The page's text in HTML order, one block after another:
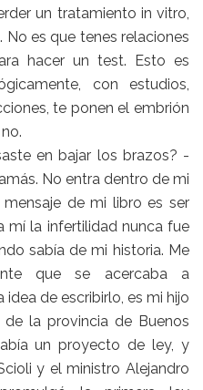
un tratamiento in vitro,
es que tenes relaciones
hacer un test. Esto es
con estudios,
te ponen el embrión
en bajar los brazos? -
No entra dentro de mi
de mi libro es ser
mí la infertilidad nunca fue
sabía de mi historia. Me
que se acercaba a
de escribirlo, es mi hijo
la provincia de Buenos
un proyecto de ley, y
y el ministro Alejandro